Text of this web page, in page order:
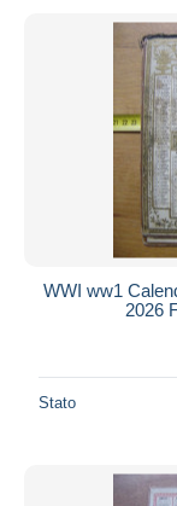
WWI ww1
2026
Stato